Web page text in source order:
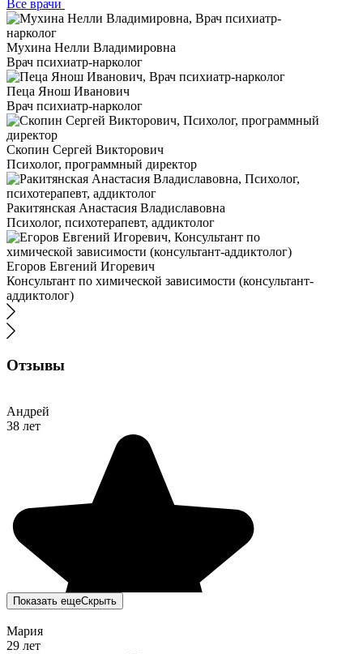
Все врачи
Мухина Нелли Владимировна
Врач психиатр-нарколог
Пеца Янош Иванович
Врач психиатр-нарколог
Скопин Сергей Викторович
Психолог, программный директор
Ракитянская Анастасия Владиславовна
Психолог, психотерапевт, аддиктолог
Егоров Евгений Игоревич
Консультант по химической зависимости (консультант-
аддиктолог)
Отзывы
Андрей
38 лет
Показать ещеСкрыть
Мария
29 лет